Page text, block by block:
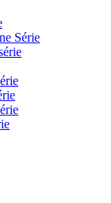
Série